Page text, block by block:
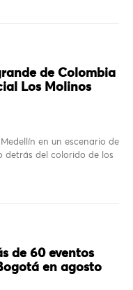
de Colombia
Los Molinos
en un escenario de
detrás del colorido de los
de 60 eventos
en agosto